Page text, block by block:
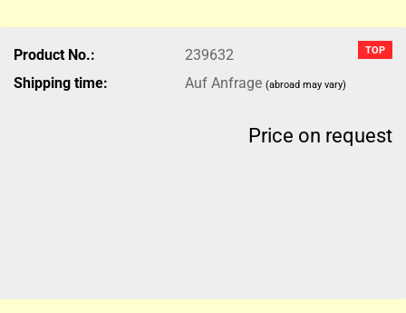
TOP
Product No.:
239632
Shipping time:
Auf Anfrage(abroad may vary)
Price on request